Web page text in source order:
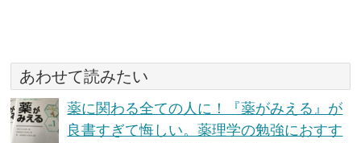
あわせて読みたい
薬に関わる全ての人に！『薬がみえる』が
良書すぎて悔しい。薬理学の勉強におすす